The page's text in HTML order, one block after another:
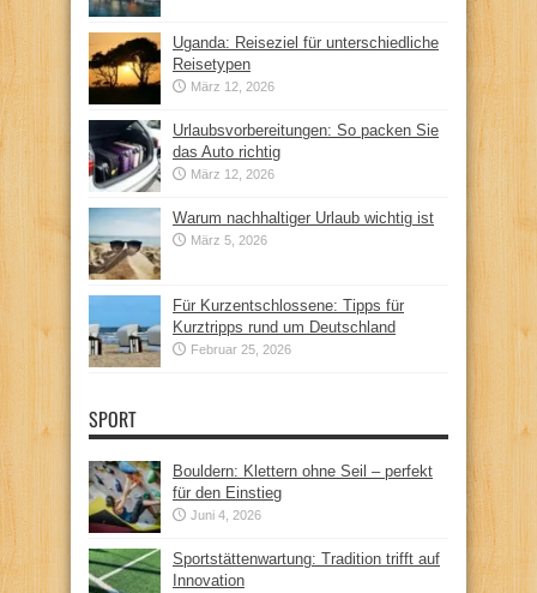
Uganda: Reiseziel für unterschiedliche
Reisetypen
März 12, 2026
Urlaubsvorbereitungen: So packen Sie
das Auto richtig
März 12, 2026
Warum nachhaltiger Urlaub wichtig ist
März 5, 2026
Für Kurzentschlossene: Tipps für
Kurztripps rund um Deutschland
Februar 25, 2026
SPORT
Bouldern: Klettern ohne Seil – perfekt
für den Einstieg
Juni 4, 2026
Sportstättenwartung: Tradition trifft auf
Innovation